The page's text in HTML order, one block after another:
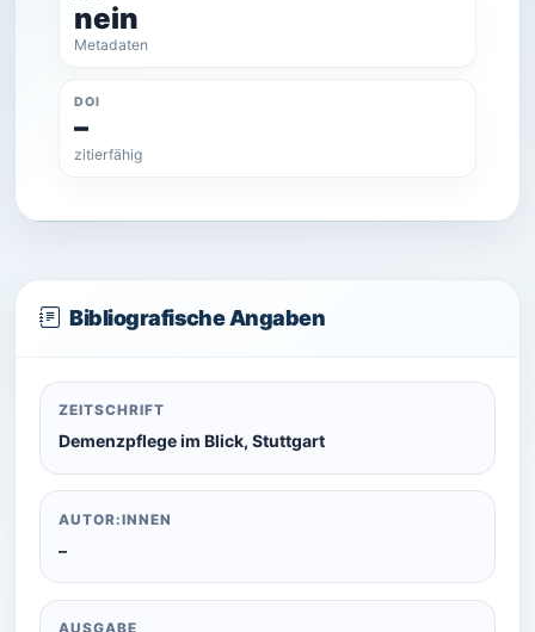
nein
Metadaten
DOI
–
zitierfähig
Bibliografische Angaben
ZEITSCHRIFT
Demenzpflege im Blick, Stuttgart
AUTOR:INNEN
–